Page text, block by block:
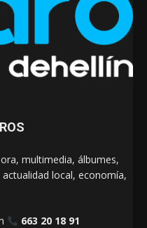
multimedia, álbumes,
local, economía,
663 20 18 91